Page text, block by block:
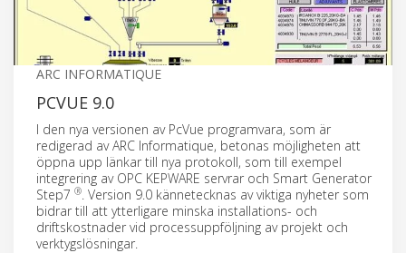
ARC INFORMATIQUE
PCVUE 9.0
I den nya versionen av PcVue programvara, som är
redigerad av ARC Informatique, betonas möjligheten att
öppna upp länkar till nya protokoll, som till exempel
integrering av OPC KEPWARE servrar och Smart Generator
Step7 ®. Version 9.0 kännetecknas av viktiga nyheter som
bidrar till att ytterligare minska installations- och
driftskostnader vid processuppföljning av projekt och
verktygslösningar.